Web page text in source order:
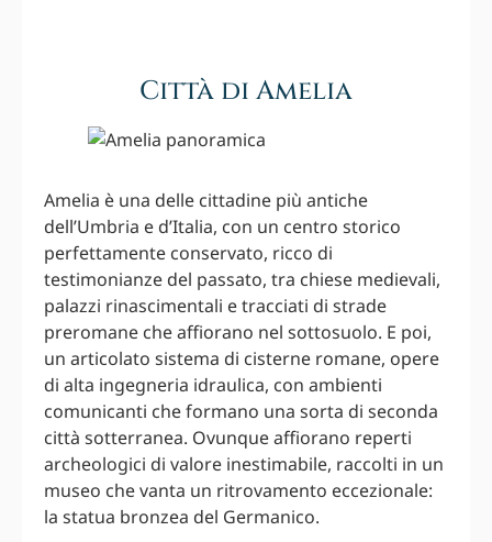
Città di Amelia
Amelia è una delle cittadine più antiche
dell’Umbria e d’Italia, con un centro storico
perfettamente conservato, ricco di
testimonianze del passato, tra chiese medievali,
palazzi rinascimentali e tracciati di strade
preromane che affiorano nel sottosuolo. E poi,
un articolato sistema di cisterne romane, opere
di alta ingegneria idraulica, con ambienti
comunicanti che formano una sorta di seconda
città sotterranea. Ovunque affiorano reperti
archeologici di valore inestimabile, raccolti in un
museo che vanta un ritrovamento eccezionale:
la statua bronzea del Germanico.